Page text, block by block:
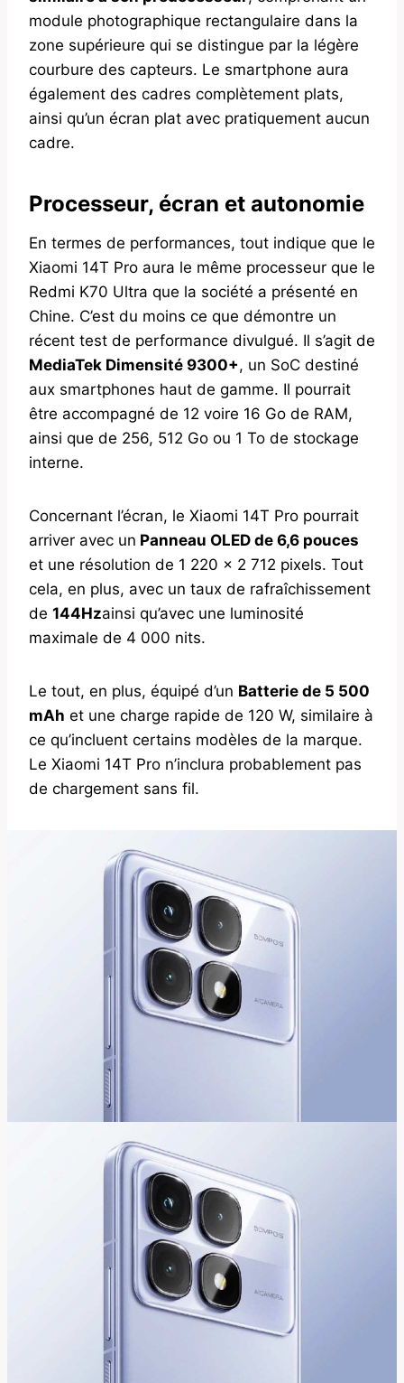
module photographique rectangulaire dans la
zone supérieure qui se distingue par la légère
courbure des capteurs. Le smartphone aura
également des cadres complètement plats,
ainsi qu’un écran plat avec pratiquement aucun
cadre.
Processeur, écran et autonomie
En termes de performances, tout indique que le
Xiaomi 14T Pro aura le même processeur que le
Redmi K70 Ultra que la société a présenté en
Chine. C’est du moins ce que démontre un
récent test de performance divulgué. Il s’agit de
MediaTek Dimensité 9300+, un SoC destiné
aux smartphones haut de gamme. Il pourrait
être accompagné de 12 voire 16 Go de RAM,
ainsi que de 256, 512 Go ou 1 To de stockage
interne.
Concernant l’écran, le Xiaomi 14T Pro pourrait
arriver avec un Panneau OLED de 6,6 pouces
et une résolution de 1 220 x 2 712 pixels. Tout
cela, en plus, avec un taux de rafraîchissement
de 144Hzainsi qu’avec une luminosité
maximale de 4 000 nits.
Le tout, en plus, équipé d’un Batterie de 5 500
mAh et une charge rapide de 120 W, similaire à
ce qu’incluent certains modèles de la marque.
Le Xiaomi 14T Pro n’inclura probablement pas
de chargement sans fil.